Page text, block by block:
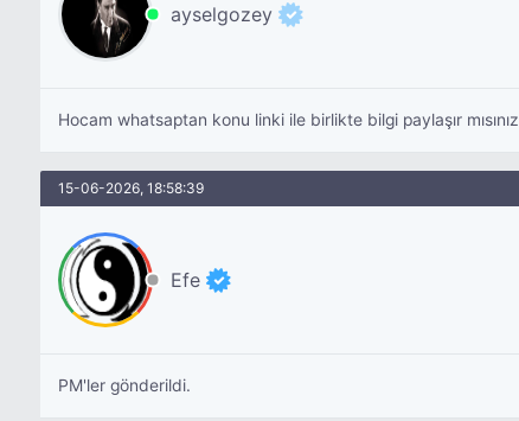
ayselgozey
Hocam whatsaptan konu linki ile birlikte bilgi paylaşır mısınız
15-06-2026, 18:58:39
Efe
PM'ler gönderildi.